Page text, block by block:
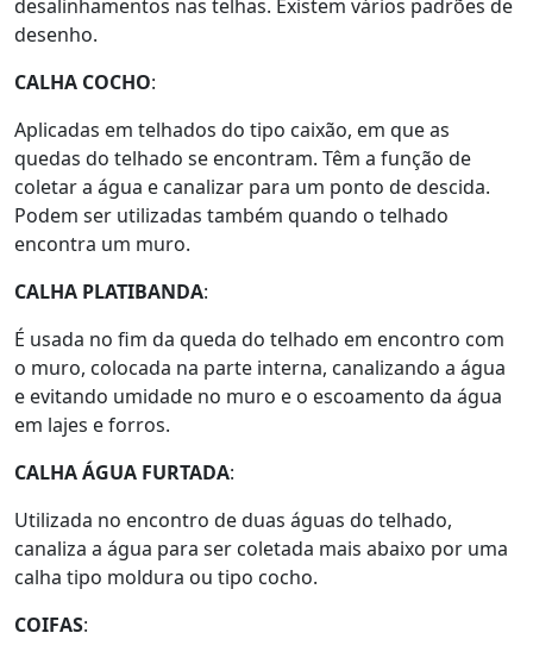
desalinhamentos nas telhas. Existem vários padrões de
desenho.
CALHA COCHO:
Aplicadas em telhados do tipo caixão, em que as
quedas do telhado se encontram. Têm a função de
coletar a água e canalizar para um ponto de descida.
Podem ser utilizadas também quando o telhado
encontra um muro.
CALHA PLATIBANDA:
É usada no fim da queda do telhado em encontro com
o muro, colocada na parte interna, canalizando a água
e evitando umidade no muro e o escoamento da água
em lajes e forros.
CALHA ÁGUA FURTADA:
Utilizada no encontro de duas águas do telhado,
canaliza a água para ser coletada mais abaixo por uma
calha tipo moldura ou tipo cocho.
COIFAS: